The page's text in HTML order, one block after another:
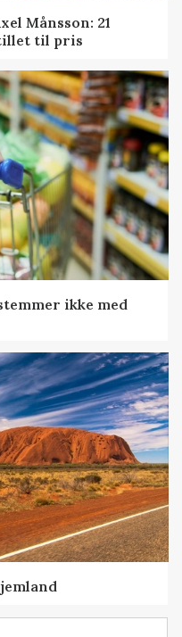
Månsson: 21
til pris
ikke med